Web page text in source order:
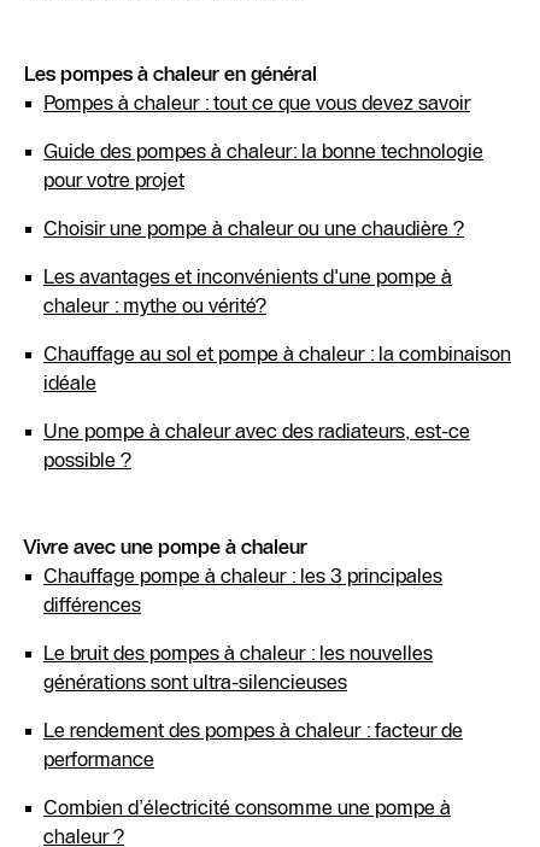
Les pompes à chaleur en général
Pompes à chaleur : tout ce que vous devez savoir
Guide des pompes à chaleur: la bonne technologie
pour votre projet
Choisir une pompe à chaleur ou une chaudière ?
Les avantages et inconvénients d'une pompe à
chaleur : mythe ou vérité?
Chauffage au sol et pompe à chaleur : la combinaison
idéale
Une pompe à chaleur avec des radiateurs, est-ce
possible ?
Vivre avec une pompe à chaleur
Chauffage pompe à chaleur : les 3 principales
différences
Le bruit des pompes à chaleur : les nouvelles
générations sont ultra-silencieuses
Le rendement des pompes à chaleur : facteur de
performance
Combien d’électricité consomme une pompe à
chaleur ?